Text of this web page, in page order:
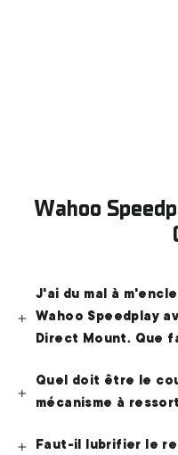
Wahoo
J'ai du mal à
Wahoo Speedplay
Direct Mount. Que
Quel doit être le
mécanisme à
Faut-il lubrifier le